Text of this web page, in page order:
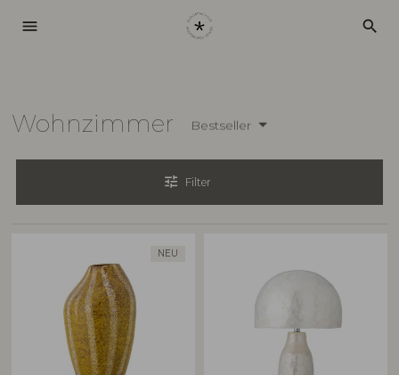
menu search
Wohnzimmer Bestseller
tune Filter
NEU